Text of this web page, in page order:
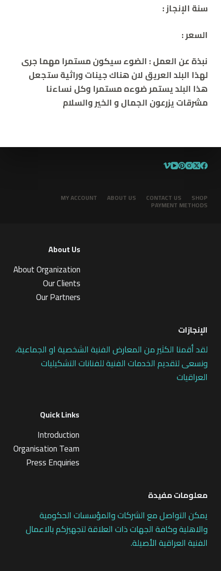
سنة الإنجاز :
السعر :
نبذة عن العمل : الضوء سيكون مستمرا مهما جرى
لهذا البلد العريق لان هناك جينات وراثية ستجعل
هذا البلد يستمر ضوءه مستمرا وكل نساءنا
مشرقات يزرعون الجمال و الخير والسلام
SHOP
CONTACT US
ABOUT US
MY ACCOUNT
PAYMENT METHODS
About Us
About Organization
Our Clients
Our Partners
الإنجازات
لقد أقمنا الكثير من المعارض الفنية الشخصية او الجماعية،
ونسعى لتقديم الخدمات الفنية للفنانات التشكيليات
العراقيات
Quick Links
Introduction
Organisation Team
Press Enquiries
معلومات مفيدة
يمكن التواصل مع الشركات والمؤسسات الحكومية
والاهلية وكافة الجهات ذات العلاقة لتجهيزكم بالاعمال
الفنية العراقية الأصيلة.